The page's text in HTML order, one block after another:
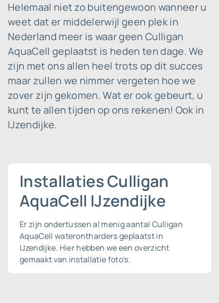
Helemaal niet zo buitengewoon wanneer u
weet dat er middelerwijl geen plek in
Nederland meer is waar geen Culligan
AquaCell geplaatst is heden ten dage. We
zijn met ons allen heel trots op dit succes
maar zullen we nimmer vergeten hoe we
zover zijn gekomen. Wat er ook gebeurt, u
kunt te allen tijden op ons rekenen! Ook in
IJzendijke.
Installaties Culligan
AquaCell IJzendijke
Er zijn ondertussen al menig aantal Culligan
AquaCell waterontharders geplaatst in
IJzendijke. Hier hebben we een overzicht
gemaakt van installatie foto's.